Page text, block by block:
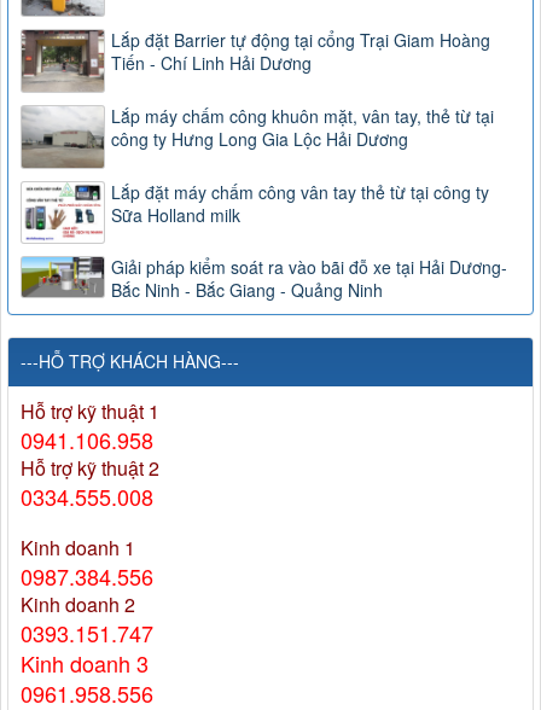
Lắp đặt Barrier tự động tại cổng Trại Giam Hoàng
Tiến - Chí Linh Hải Dương
Lắp máy chấm công khuôn mặt, vân tay, thẻ từ tại
công ty Hưng Long Gia Lộc Hải Dương
Lắp đặt máy chấm công vân tay thẻ từ tại công ty
Sữa Holland milk
Giải pháp kiểm soát ra vào bãi đỗ xe tại Hải Dương-
Bắc Ninh - Bắc Giang - Quảng Ninh
---HỖ TRỢ KHÁCH HÀNG---
Hỗ trợ kỹ thuật 1
0941.106.958
Hỗ trợ kỹ thuật 2
0334.555.008
Kinh doanh 1
0987.384.556
Kinh doanh 2
0393.151.747
Kinh doanh 3
0961.958.556